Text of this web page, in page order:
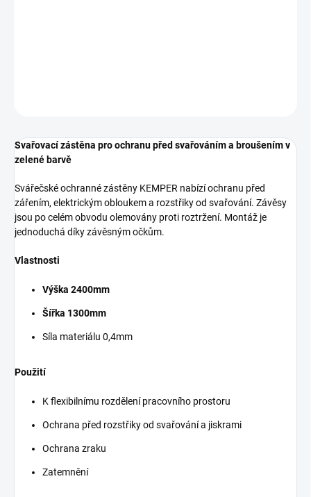
Svařovací zástěna pro ochranu před svařováním a broušením v
zelené barvě
Svářečské ochranné zástěny KEMPER nabízí ochranu před
zářením, elektrickým obloukem a rozstřiky od svařování. Závěsy
jsou po celém obvodu olemovány proti roztržení. Montáž je
jednoduchá díky závěsným očkům.
Vlastnosti
Výška 2400mm
Šířka 1300mm
Síla materiálu 0,4mm
Použití
K flexibilnímu rozdělení pracovního prostoru
Ochrana před rozstřiky od svařování a jiskrami
Ochrana zraku
Zatemnění